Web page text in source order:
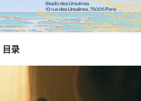
目录